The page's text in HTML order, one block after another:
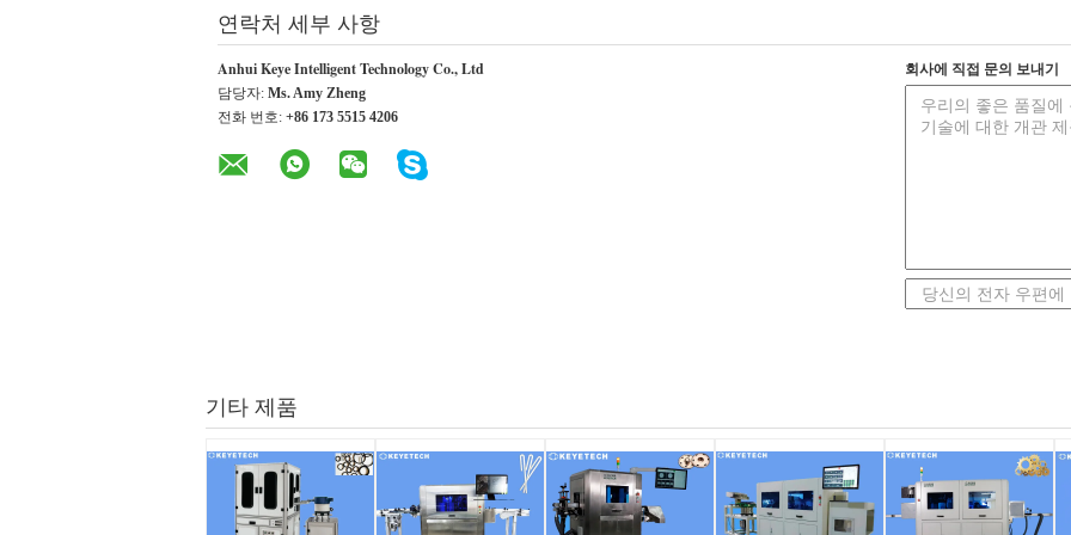
연락처 세부 사항
Anhui Keye Intelligent Technology Co., Ltd
담당자: Ms. Amy Zheng
전화 번호: +86 173 5515 4206
회사에 직접 문의 보내기
기타 제품